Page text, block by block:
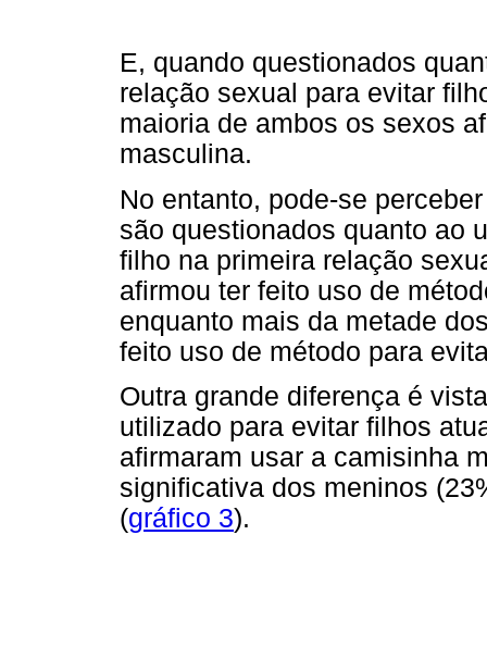
E, quando questionados
relação sexual para evitar
maioria de ambos os sexos
masculina.
No entanto, pode-se
são questionados quanto ao
filho na primeira relação
afirmou ter feito uso de
enquanto mais da metade
feito uso de método para
Outra grande diferença é
utilizado para evitar filhos
afirmaram usar a camisinha
significativa dos meninos
(gráfico 3).